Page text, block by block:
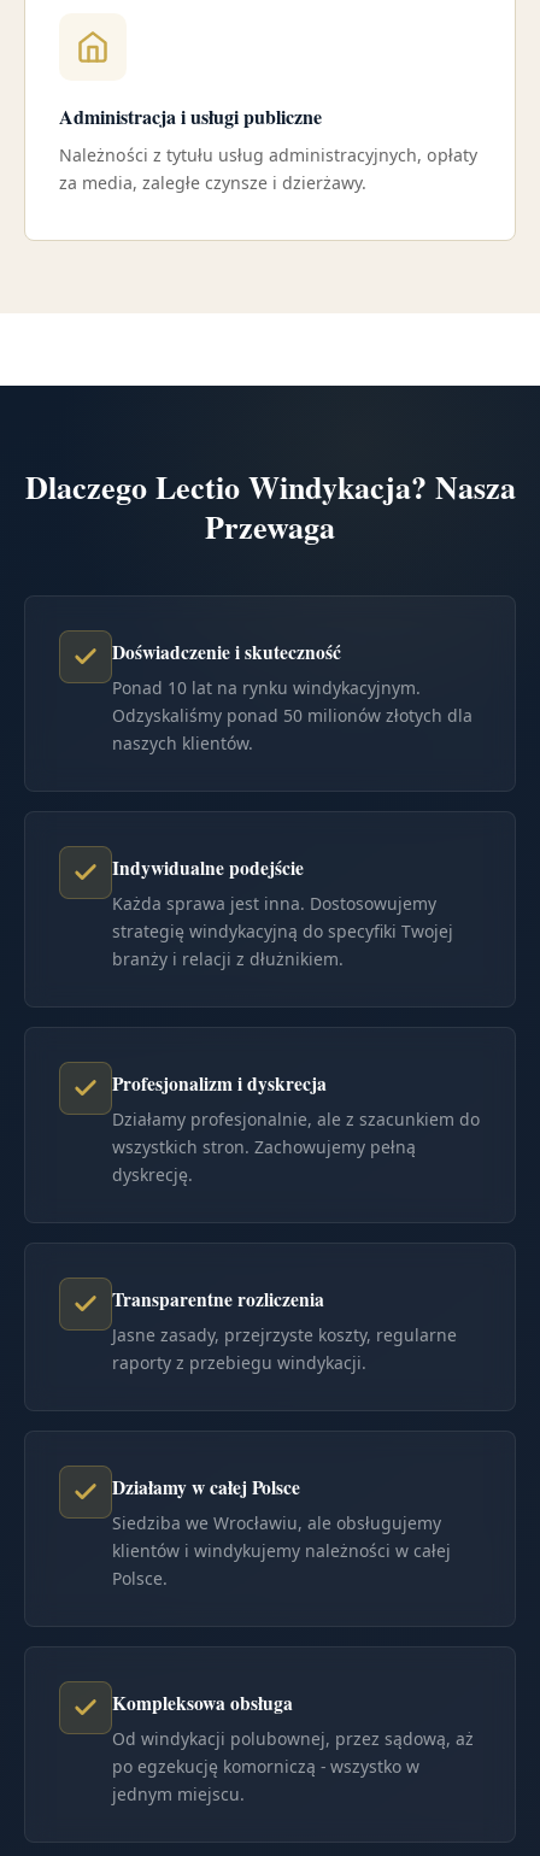
Administracja i usługi publiczne
Należności z tytułu usług administracyjnych, opłaty
za media, zaległe czynsze i dzierżawy.
Dlaczego Lectio Windykacja? Nasza
Przewaga
Doświadczenie i skuteczność
Ponad 10 lat na rynku windykacyjnym.
Odzyskaliśmy ponad 50 milionów złotych dla
naszych klientów.
Indywidualne podejście
Każda sprawa jest inna. Dostosowujemy
strategię windykacyjną do specyfiki Twojej
branży i relacji z dłużnikiem.
Profesjonalizm i dyskrecja
Działamy profesjonalnie, ale z szacunkiem do
wszystkich stron. Zachowujemy pełną
dyskrecję.
Transparentne rozliczenia
Jasne zasady, przejrzyste koszty, regularne
raporty z przebiegu windykacji.
Działamy w całej Polsce
Siedziba we Wrocławiu, ale obsługujemy
klientów i windykujemy należności w całej
Polsce.
Kompleksowa obsługa
Od windykacji polubownej, przez sądową, aż
po egzekucję komorniczą - wszystko w
jednym miejscu.